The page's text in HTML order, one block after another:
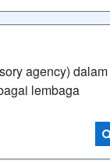
agency) dalam
lembaga